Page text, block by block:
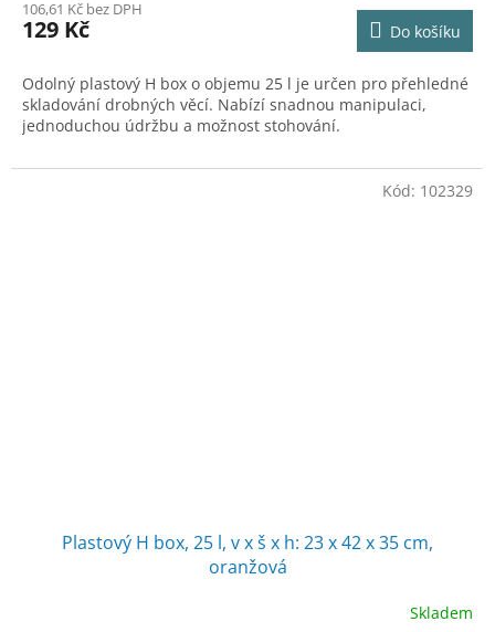
106,61 Kč bez DPH
129 Kč Do košíku
Odolný plastový H box o objemu 25 l je určen pro přehledné
skladování drobných věcí. Nabízí snadnou manipulaci,
jednoduchou údržbu a možnost stohování.
Plastový H box, 25 l, v x š x h: 23 x 42 x 35 cm,
oranžová
Skladem
Kód: 102329